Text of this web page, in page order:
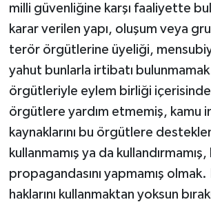
milli güvenliğine karşı faaliyette
karar verilen yapı, oluşum veya
terör örgütlerine üyeliği,
yahut bunlarla irtibatı
örgütleriyle eylem birliği içerisinde
örgütlere yardım etmemiş, kamu
kaynaklarını bu örgütlere
kullanmamış ya da
propagandasını yapmamış olmak.
haklarını kullanmaktan yoksun